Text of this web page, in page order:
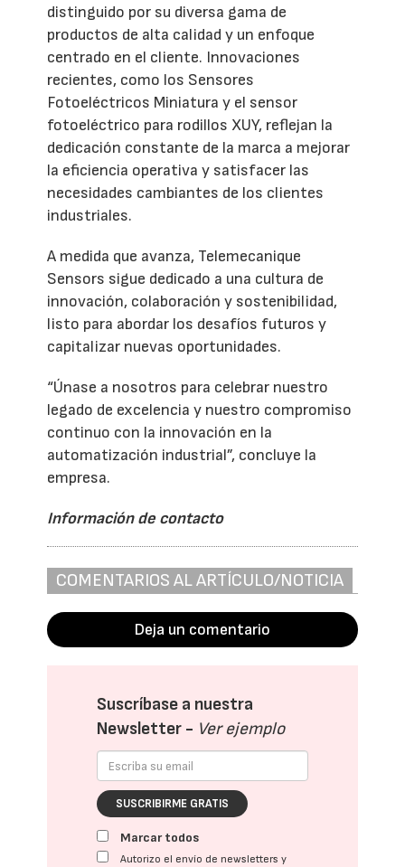
distinguido por su diversa gama de
productos de alta calidad y un enfoque
centrado en el cliente. Innovaciones
recientes, como los Sensores
Fotoeléctricos Miniatura y el sensor
fotoeléctrico para rodillos XUY, reflejan la
dedicación constante de la marca a mejorar
la eficiencia operativa y satisfacer las
necesidades cambiantes de los clientes
industriales.
A medida que avanza, Telemecanique
Sensors sigue dedicado a una cultura de
innovación, colaboración y sostenibilidad,
listo para abordar los desafíos futuros y
capitalizar nuevas oportunidades.
“Únase a nosotros para celebrar nuestro
legado de excelencia y nuestro compromiso
continuo con la innovación en la
automatización industrial”, concluye la
empresa.
Información de contacto
COMENTARIOS AL ARTÍCULO/NOTICIA
Deja un comentario
Suscríbase a nuestra
Newsletter - Ver ejemplo
SUSCRIBIRME GRATIS
Marcar todos
Autorizo el envío de newsletters y